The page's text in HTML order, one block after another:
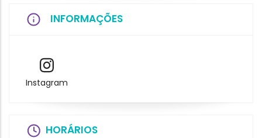
INFORMAÇÕES
Instagram
HORÁRIOS